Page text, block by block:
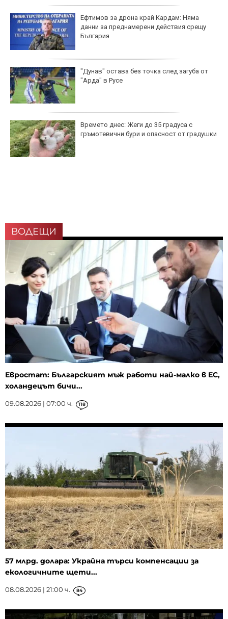
Ефтимов за дрона край Кардам: Няма
данни за преднамерени действия срещу
България
"Дунав" остава без точка след загуба от
"Арда" в Русе
Времето днес: Жеги до 35 градуса с
гръмотевични бури и опасност от градушки
ВОДЕЩИ
Евростат: Българският мъж работи най-малко в ЕС,
холандецът бичи...
09.08.2026 | 07:00 ч. 118
57 млрд. долара: Украйна търси компенсации за
екологичните щети...
08.08.2026 | 21:00 ч. 84